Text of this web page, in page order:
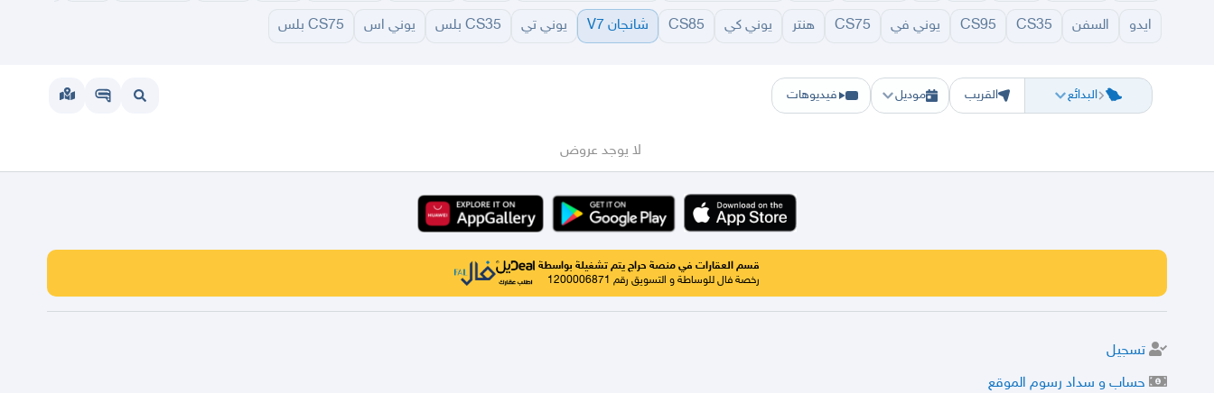
ايدو السفن CS35
CS95 يوني في CS75 هنتر يوني كي CS85 شانجان V7 يوني تي CS35 بلس يوني اس CS75 بلس
البدائع
الرياض الشرقيه جده حفر الباطن المدينة الطايف القصيم الشماسية
القريب موديل فيديوهات
لا يوجد عروض
قسم العقارات في منصة حراج يتم تشغيلة بواسطة
رخصة فال للوساطة و التسويق رقم 1200006871
تسجيل
حساب و سداد رسوم الموقع